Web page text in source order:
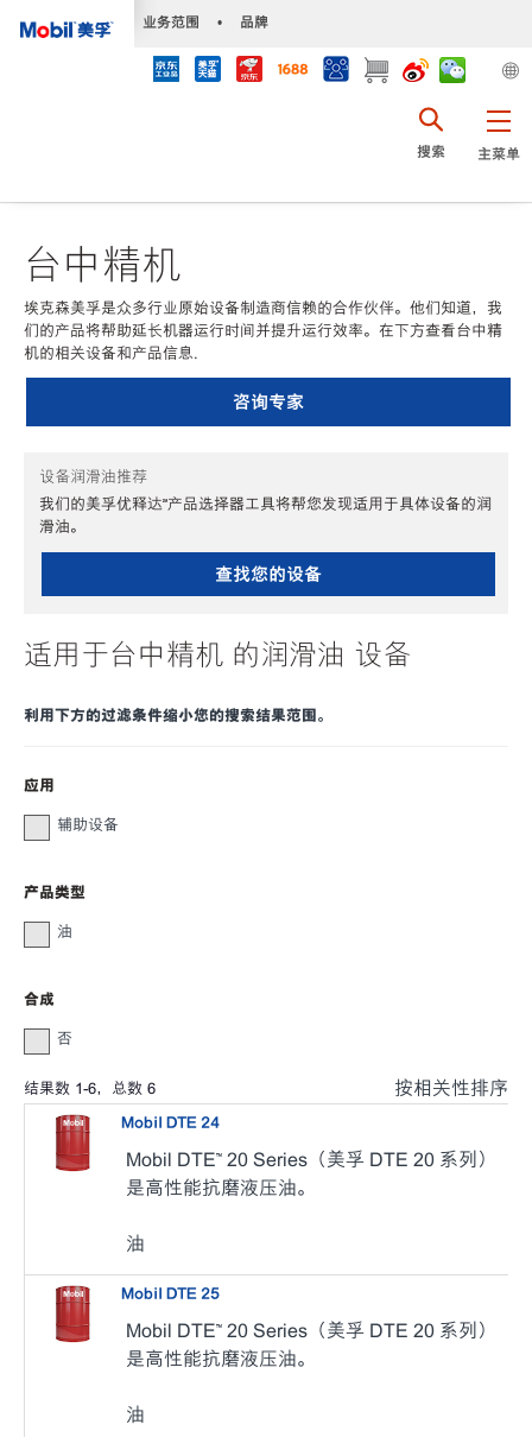
业务范围 • 品牌
主菜单
搜索
台中精机
埃克森美孚是众多行业原始设备制造商信赖的合作伙伴。他们知道，我
们的产品将帮助延长机器运行时间并提升运行效率。在下方查看台中精
机的相关设备和产品信息.
咨询专家
设备润滑油推荐
我们的美孚优释达℠产品选择器工具将帮您发现适用于具体设备的润
滑油。
查找您的设备
适用于台中精机 的润滑油 设备
利用下方的过滤条件缩小您的搜索结果范围。
应用
辅助设备
产品类型
油
合成
否
结果数 1-6，总数 6 按相关性排序
Mobil DTE 24
Mobil DTE™ 20 Series（美孚 DTE 20 系列）
是高性能抗磨液压油。
油
Mobil DTE 25
Mobil DTE™ 20 Series（美孚 DTE 20 系列）
是高性能抗磨液压油。
油